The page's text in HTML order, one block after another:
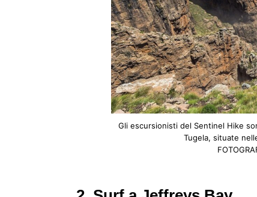
Gli escursionisti del Sentinel Hike
Tugela, situate